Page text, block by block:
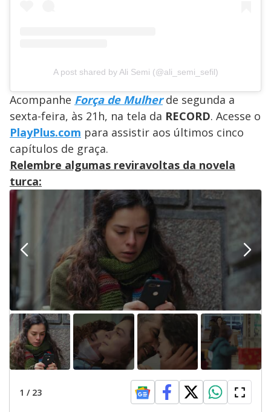
A post shared by Ali Semi (@ali_semi_sefil)
Acompanhe Força de Mulherde segunda a
sexta-feira, às 21h, na tela da RECORD. Acesse o
PlayPlus.com para assistir aos últimos cinco
capítulos de graça.
Relembre algumas reviravoltas da novela
turca:
1 / 23